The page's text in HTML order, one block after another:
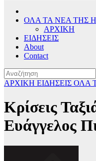
ΟΛΑ ΤΑ ΝΕΑ ΤΗΣ
ΑΡΧΙΚΗ
ΕΙΔΗΣΕΙΣ
About
Contact
ΑΡΧΙΚΗ ΕΙΔΗΣΕΙΣ ΟΛΑ
Κρίσεις
Ευάγγελος